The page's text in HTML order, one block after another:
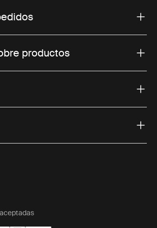
productos
Facebook (external link)
on Instagram (external link)
Thule on Youtube (external